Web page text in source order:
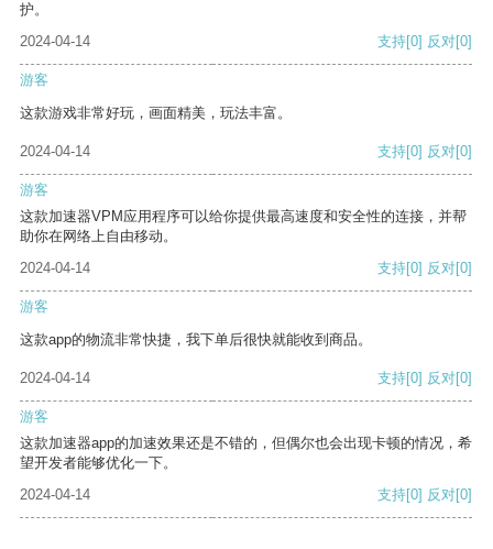
护。
2024-04-14
支持[0] 反对[0]
游客
这款游戏非常好玩，画面精美，玩法丰富。
2024-04-14 支持[0] 反对[0]
游客
这款加速器VPM应用程序可以给你提供最高速度和安全性的连接，并帮
助你在网络上自由移动。
2024-04-14
支持[0] 反对[0]
游客
这款app的物流非常快捷，我下单后很快就能收到商品。
2024-04-14 支持[0] 反对[0]
游客
这款加速器app的加速效果还是不错的，但偶尔也会出现卡顿的情况，希
望开发者能够优化一下。
2024-04-14
支持[0] 反对[0]